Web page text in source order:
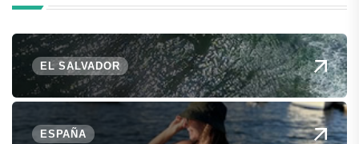
EL SALVADOR
ESPAÑA